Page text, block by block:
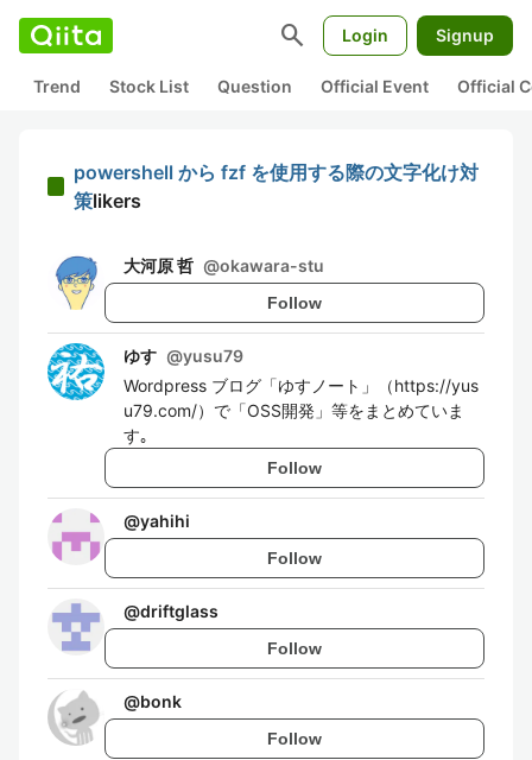
search Login Signup
Trend Stock List Question Official Event Official
powershell から fzf を使用する際の文字化け対
策likers
大河原 哲 @okawara-stu
Follow
ゆす @yusu79
Wordpress ブログ「ゆすノート」（https://yus
u79.com/）で「OSS開発」等をまとめていま
す｡
Follow
@yahihi
Follow
@driftglass
Follow
@bonk
Follow